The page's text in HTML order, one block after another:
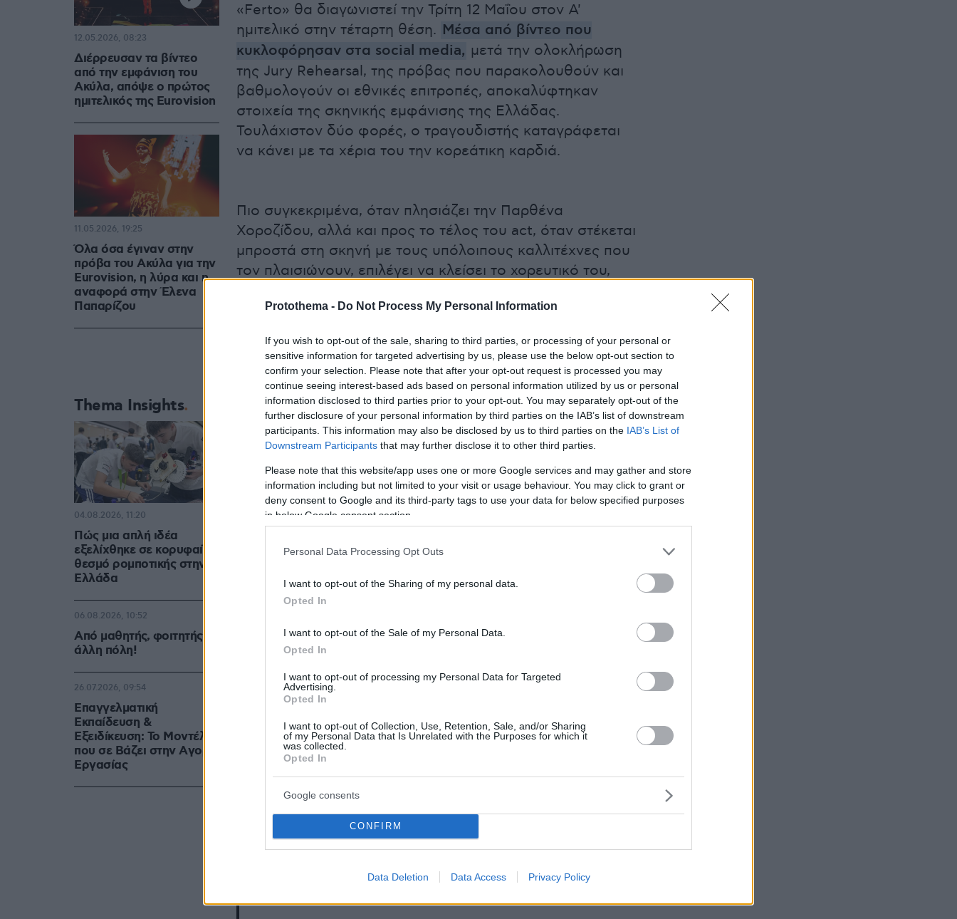
Protothema - Do Not Process My Personal Information
If you wish to opt-out of the sale, sharing to third parties, or processing of your personal or
sensitive information for targeted advertising by us, please use the below opt-out section to
confirm your selection. Please note that after your opt-out request is processed you may
continue seeing interest-based ads based on personal information utilized by us or personal
information disclosed to third parties prior to your opt-out. You may separately opt-out of the
further disclosure of your personal information by third parties on the IAB’s list of downstream
participants. This information may also be disclosed by us to third parties on the IAB’s List of
Downstream Participants that may further disclose it to other third parties.
Please note that this website/app uses one or more Google services and may gather and store
information including but not limited to your visit or usage behaviour. You may click to grant or
deny consent to Google and its third-party tags to use your data for below specified purposes
in below Google consent section.
Personal Data Processing Opt Outs
I want to opt-out of the Sharing of my personal data.
Opted In
I want to opt-out of the Sale of my Personal Data.
Opted In
I want to opt-out of processing my Personal Data for Targeted
Advertising.
Opted In
I want to opt-out of Collection, Use, Retention, Sale, and/or Sharing
of my Personal Data that Is Unrelated with the Purposes for which it
was collected.
Opted In
Google consents
CONFIRM
Data Deletion Data Access Privacy Policy
«Ferto» θα διαγωνιστεί την Τρίτη 12 Μαΐου στον Α'
ημιτελικό στην τέταρτη θέση. Μέσα από βίντεο που
κυκλοφόρησαν στα social media, μετά την ολοκλήρωση
της Jury Rehearsal, της πρόβας που παρακολουθούν και
βαθμολογούν οι εθνικές επιτροπές, αποκαλύφτηκαν
στοιχεία της σκηνικής εμφάνισης της Ελλάδας.
Τουλάχιστον δύο φορές, ο τραγουδιστής καταγράφεται
να κάνει με τα χέρια του την κορεάτικη καρδιά.
Πιο συγκεκριμένα, όταν πλησιάζει την Παρθένα
Χοροζίδου, αλλά και προς το τέλος του act, όταν στέκεται
μπροστά στη σκηνή με τους υπόλοιπους καλλιτέχνες που
τον πλαισιώνουν, επιλέγει να κλείσει το χορευτικό του,
Greece 🩵 Akylas - Ferto
Jury Show - SemiFinal1 - Eurovision 2026
#eurovision2026
#foustanela
Διέρρευσαν τα βίντεο
από την εμφάνιση του
Ακύλα, απόψε ο πρώτος
ημιτελικός της Eurovision
12.05.2026, 08:23
Όλα όσα έγιναν στην
πρόβα του Ακύλα για την
Eurovision, η λύρα και η
αναφορά στην Έλενα
Παπαρίζου
11.05.2026, 19:25
Thema Insights
Πώς μια απλή ιδέα
εξελίχθηκε σε κορυφαίο
θεσμό ρομποτικής στην
Ελλάδα
04.08.2026, 11:20
Από μαθητής, φοιτητής σε
άλλη πόλη!
06.08.2026, 10:52
Επαγγελματική
Εκπαίδευση &
Εξειδίκευση: Το Mοντέλο
που σε Bάζει στην Aγορά
Eργασίας
26.07.2026, 09:54